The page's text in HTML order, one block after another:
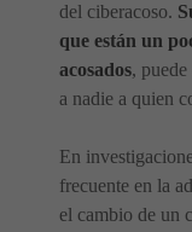
del ciberacoso.
que están un
acosados,
a nadie a quien
En
frecuente en la
el cambio de un